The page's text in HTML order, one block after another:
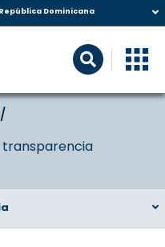
Dominicana
transparencia